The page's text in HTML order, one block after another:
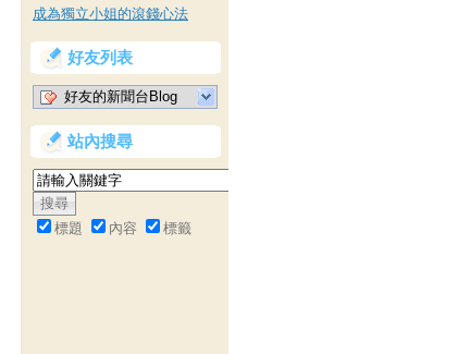
成為獨立小姐的滾錢心法
好友列表
好友的新聞台Blog
站內搜尋
標題 內容 標籤